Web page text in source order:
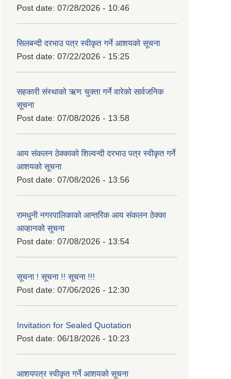
Post date: 07/28/2026 - 10:46
सिलबन्दी दरभाउ पत्र स्वीकृत गर्ने आशयको सूचना
Post date: 07/22/2026 - 15:25
सहकारी संस्थाको ऋण चुक्ता गर्ने वारेको सार्वजनिक
सूचना
Post date: 07/08/2026 - 13:58
आय संकलन ठेक्काको शिल्वन्दी दरभाउ पत्र स्वीकृत गर्ने
आशयको सूचना
Post date: 07/08/2026 - 13:56
रामधुनी नगरपालिकाको आन्तरिक आय संकलन ठेक्का
आव्हानको सूचना
Post date: 07/08/2026 - 13:54
सूचना ! सूचना !! सूचना !!!
Post date: 07/06/2026 - 12:30
Invitation for Sealed Quotation
Post date: 06/18/2026 - 10:23
आशयपत्र स्वीकृत गर्ने आशयको सूचना